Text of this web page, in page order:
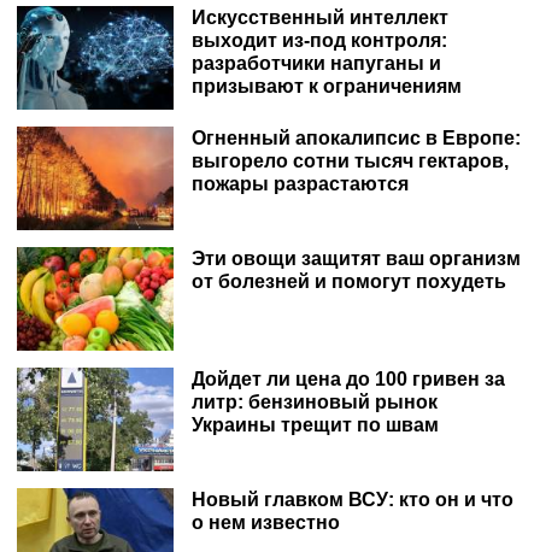
Искусственный интеллект
выходит из-под контроля:
разработчики напуганы и
призывают к ограничениям
Огненный апокалипсис в Европе:
выгорело сотни тысяч гектаров,
пожары разрастаются
Эти овощи защитят ваш организм
от болезней и помогут похудеть
Дойдет ли цена до 100 гривен за
литр: бензиновый рынок
Украины трещит по швам
Новый главком ВСУ: кто он и что
о нем известно